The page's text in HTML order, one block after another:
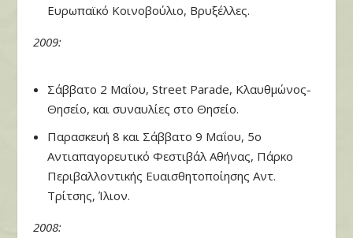
Ευρωπαϊκό Κοινοβούλιο, Βρυξέλλες.
2009:
Σάββατο 2 Μαΐου, Street Parade, Κλαυθμώνος-
Θησείο, και συναυλίες στο Θησείο.
Παρασκευή 8 και Σάββατο 9 Μαΐου, 5ο
Αντιαπαγορευτικό Φεστιβάλ Αθήνας, Πάρκο
Περιβαλλοντικής Ευαισθητοποίησης Αντ.
Τρίτσης, Ίλιον.
2008: